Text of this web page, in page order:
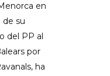
en
de su
del PP al
por
ha